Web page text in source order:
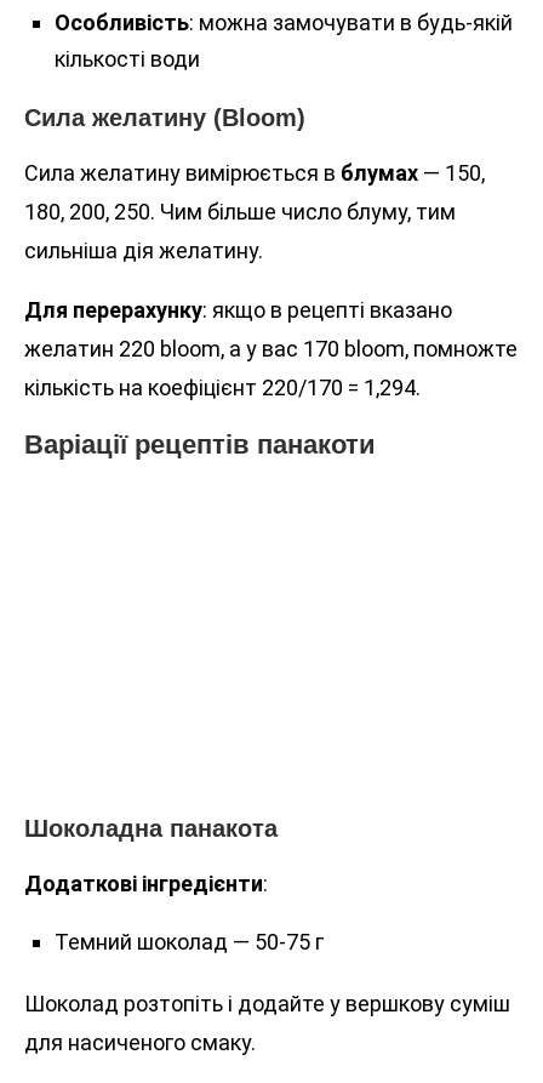
Особливість: можна замочувати в будь-якій
кількості води
Сила желатину (Bloom)
Сила желатину вимірюється в блумах — 150,
180, 200, 250. Чим більше число блуму, тим
сильніша дія желатину.
Для перерахунку: якщо в рецепті вказано
желатин 220 bloom, а у вас 170 bloom, помножте
кількість на коефіцієнт 220/170 = 1,294.
Варіації рецептів панакоти
Шоколадна панакота
Додаткові інгредієнти:
Темний шоколад — 50-75 г
Шоколад розтопіть і додайте у вершкову суміш
для насиченого смаку.